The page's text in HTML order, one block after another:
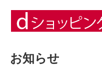
お知らせ